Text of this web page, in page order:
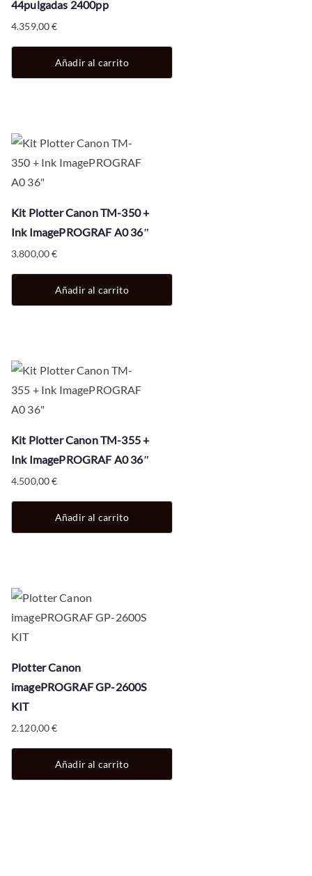
44pulgadas 2400pp
4.359,00€
Añadir al carrito
Kit Plotter Canon TM-350 +
Ink ImagePROGRAF A0 36″
3.800,00€
Añadir al carrito
Kit Plotter Canon TM-355 +
Ink ImagePROGRAF A0 36″
4.500,00€
Añadir al carrito
Plotter Canon
imagePROGRAF GP-2600S
KIT
2.120,00€
Añadir al carrito